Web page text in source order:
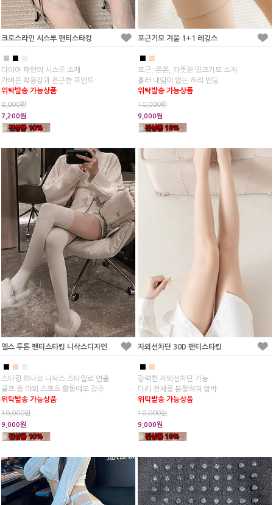
크로스라인 시스루 팬티스타킹
■
다이아 패턴의 시스루 소재
가벼운 착용감과 은근한 포인트
위탁발송 가능상품
8,000원
7,200원
포근기모 겨울 1+1 레깅스
■
포근, 쫀쫀, 따뜻한 밍크기모 소재
흘러 내림이 없는 허리 밴딩
위탁발송 가능상품
10,000원
9,000원
엘스 투톤 팬티스타킹 니삭스디자인
■ ■
스타킹 하나로 니삭스 스타일로 연출
골프 등 야외 스포츠 활동에도 강추
위탁발송 가능상품
10,000원
9,000원
자외선차단 30D 팬티스타킹
■ ■
강력한 자외선차단 기능
다리 전체를 분할하여 압박
위탁발송 가능상품
10,000원
9,000원